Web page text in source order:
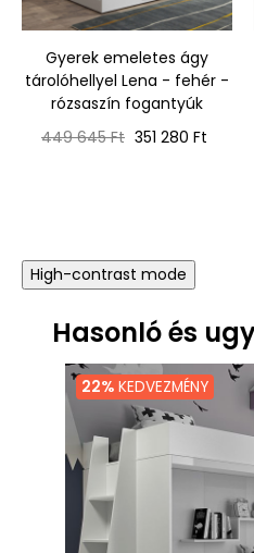
Gyerek emeletes ágy
tárolóhellyel Lena - fehér -
rózsaszín fogantyúk
Normál
449 645 Ft Ár
351 280 Ft
High-contrast mode
Hasonló és
22% KEDVEZMÉNY